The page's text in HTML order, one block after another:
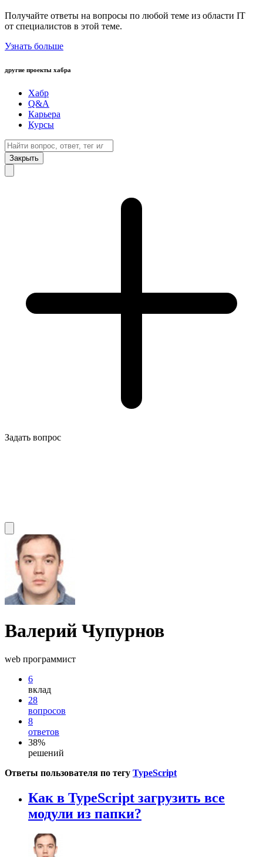
Получайте ответы на вопросы по любой теме из области IT
от специалистов в этой теме.
Узнать больше
другие проекты хабра
Хабр
Q&A
Карьера
Курсы
Закрыть
Задать вопрос
Валерий Чупурнов
web программист
6
вклад
28
вопросов
8
ответов
38%
решений
Ответы пользователя по тегу TypeScript
Как в TypeScript загрузить все
модули из папки?